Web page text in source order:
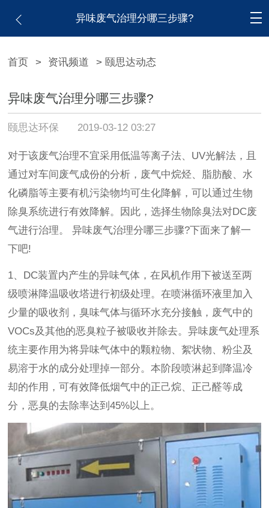
异味废气治理分哪三步骤?
首页 > 资讯频道 > 颐思达动态
异味废气治理分哪三步骤?
颐思达环保 2019-03-12 03:27
对于该废气治理不宜采用低温等离子法、UV光解法，且
通过对车间废气成份的分析，废气中烷烃、脂肪酸、水
化磷脂等主要有机污染物均可生化降解，可以通过生物
除臭系统进行有效降解。因此，选择生物除臭法对DC废
气进行治理。 异味废气治理分哪三步骤?下面来了解一
下吧!
1、DC装置内产生的异味气体，在风机作用下被送至两
级喷淋降温吸收塔进行初级处理。在喷淋循环液里加入
少量的吸收剂，臭味气体与循环水充分接触，废气中的
VOCs及其他的恶臭粒子被吸收并除去。异味废气处理系
统主要作用为将异味气体中的颗粒物、絮状物、粉尘及
易溶于水的成分处理掉一部分。本阶段喷淋起到降温冷
却的作用，可有效降低烟气中的正己烷、正己醛等成
分，恶臭的去除率达到45%以上。